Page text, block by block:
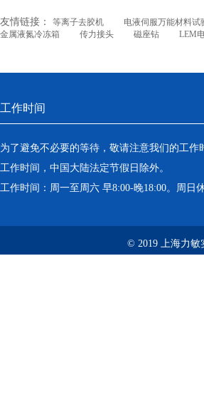
友情链接： 等离子去胶机 电液伺服万能材料试
金属液氮冷冻箱
传力接头 磁座钻 LEM
工作时间
为了避免不必要的等待，敬请注意我们的工作
工作时间，中国大陆法定节假日除外。
工作时间：周一至周六 早8:00-晚18:00。周日
© 2019 上海力敏